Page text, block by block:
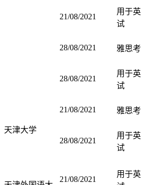
21/08/2021
用于
试
28/08/2021 雅思
28/08/2021
用于
试
天津大学
21/08/2021 雅思
28/08/2021
用于
试
21/08/2021
用于